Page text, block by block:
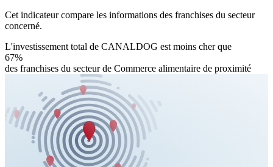
Cet indicateur compare les informations des franchises du secteur
concerné.
L'investissement total de CANALDOG est moins cher que
67%
des franchises du secteur de Commerce alimentaire de proximité